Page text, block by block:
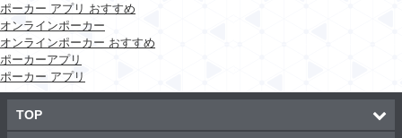
ポーカー アプリ おすすめ
オンラインポーカー
オンラインポーカー おすすめ
ポーカーアプリ
ポーカー アプリ
TOP